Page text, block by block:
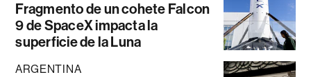
Fragmento de un cohete Falcon
9 de SpaceX impacta la
superficie de la Luna
ARGENTINA